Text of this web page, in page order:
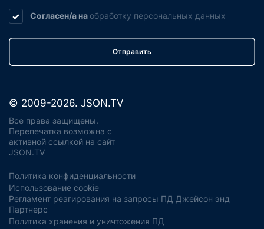
Согласен/а на обработку персональных данных
Отправить
© 2009-2026. JSON.TV
Все права защищены.
Перепечатка возможна с
активной ссылкой на сайт
JSON.TV
Политика конфиденциальности
Использование cookie
Регламент реагирования на запросы ПД Джейсон энд
Партнерс
Политика хранения и уничтожения ПД